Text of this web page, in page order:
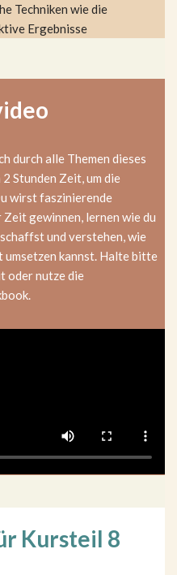
Techniken wie die
Ergebnisse
durch alle Themen dieses
Stunden Zeit, um die
wirst faszinierende
gewinnen, lernen wie du
und verstehen, wie
umsetzen kannst. Halte bitte
oder nutze die
Kursteil 8